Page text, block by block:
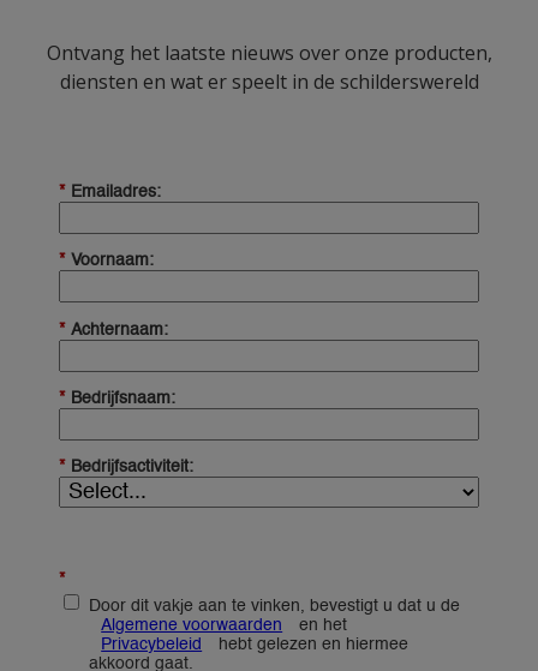
Ontvang het laatste nieuws over onze producten,
diensten en wat er speelt in de schilderswereld